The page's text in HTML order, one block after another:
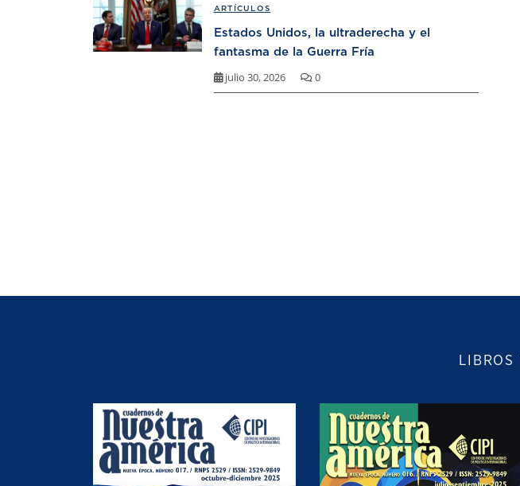
ARTÍCULOS
Estados Unidos, la ultraderecha y el
fantasma de la Guerra Fría
julio 30, 2026 0
LIBROS